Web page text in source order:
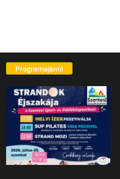
Programajánló